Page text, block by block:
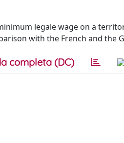
legale wage on a
with the French and the
completa (DC)